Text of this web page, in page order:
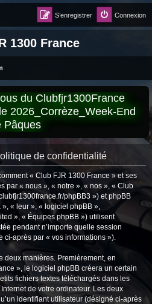
Connexion
S’enregistrer
1300 France
du Clubfjr1300France
2026_Corrèze_Week-End
Pâques
de confidentialité
« Club FJR 1300 France » et ses
par « nous », « notre », « nos », « Club
phpBB3 ») et phpBB
« leur », « logiciel phpBB »,
», « Équipes phpBB ») utilisent
pendant n’importe quelle session
ci-après par « vos informations »).
deux manières. Premièrement, en
», le logiciel phpBB créera un certain
fichiers textes téléchargés dans les
de votre ordinateur. Les deux
identifiant utilisateur (désigné ci-après